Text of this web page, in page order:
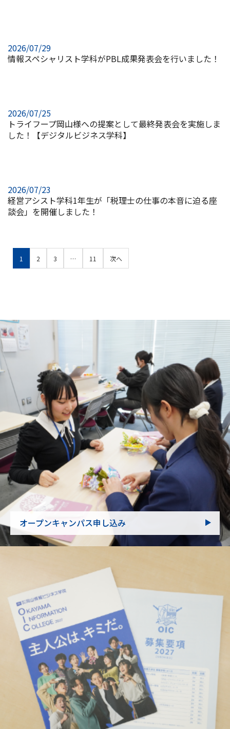
2026/07/29
情報スペシャリスト学科がPBL成果発表会を行いました！
2026/07/25
トライフープ岡山様への提案として最終発表会を実施しま
した！【デジタルビジネス学科】
2026/07/23
経営アシスト学科1年生が「税理士の仕事の本音に迫る座
談会」を開催しました！
1 2 3 … 11 次へ
オープンキャンパス申し込み